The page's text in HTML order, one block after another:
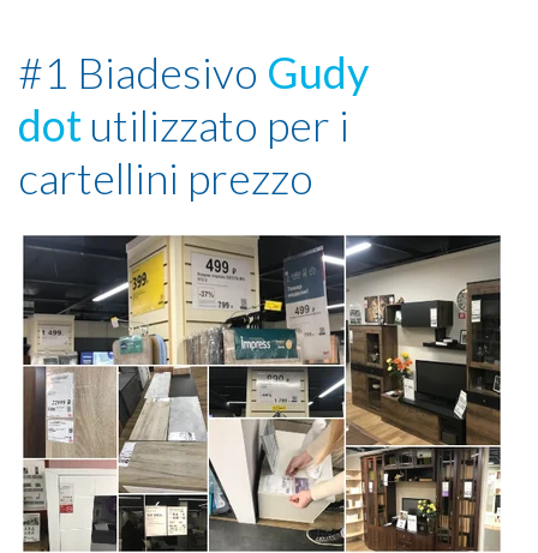
#1 Biadesivo Gudy
dot utilizzato per i
cartellini prezzo